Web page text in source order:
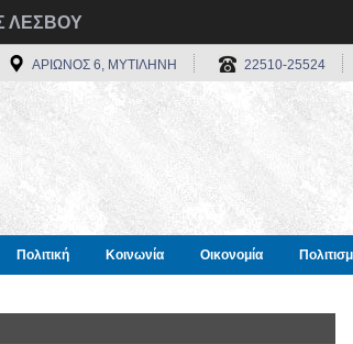
ΛΕΣΒΟΥ
ΑΡΙΩΝΟΣ 6, ΜΥΤΙΛΗΝΗ 22510-25524
Πολιτική Κοινωνία Οικονομία